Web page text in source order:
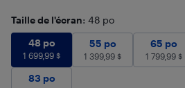
Taille de l'écran: 48 po
48 po
1 699,99$
48 po
1 699,99 $
55 po 1 399,99$
55 po
1 399,99 $
65 po
65 po
1 799,99$
83 po
83 po